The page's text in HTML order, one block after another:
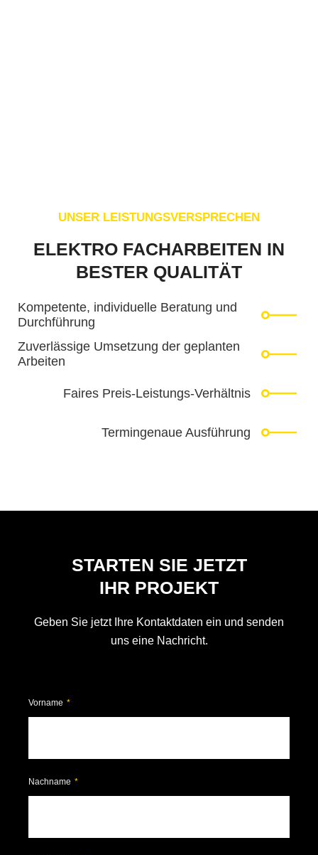
UNSER LEISTUNGSVERSPRECHEN
ELEKTRO FACHARBEITEN IN
BESTER QUALITÄT
Kompetente, individuelle Beratung und
Durchführung​​
Zuverlässige Umsetzung der geplanten
Arbeiten​
Faires Preis-Leistungs-Verhältnis​
Termingenaue Ausführung​
STARTEN SIE JETZT
IHR PROJEKT
Geben Sie jetzt Ihre Kontaktdaten ein und senden
uns eine Nachricht.
Vorname
Nachname